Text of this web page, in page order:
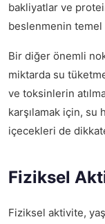
bakliyatlar ve
beslenmenin temel
Bir diğer önemli
miktarda su
ve toksinlerin
karşılamak için, su
içecekleri de
Fiziksel
Fiziksel aktivite,